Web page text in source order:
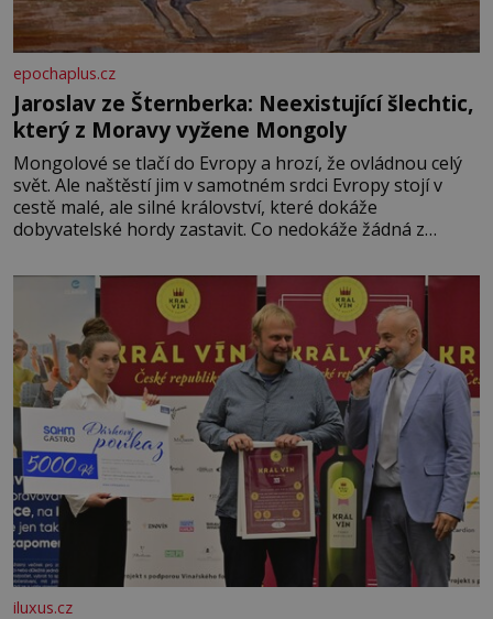
epochaplus.cz
Jaroslav ze Šternberka: Neexistující šlechtic,
který z Moravy vyžene Mongoly
Mongolové se tlačí do Evropy a hrozí, že ovládnou celý
svět. Ale naštěstí jim v samotném srdci Evropy stojí v
cestě malé, ale silné království, které dokáže
dobyvatelské hordy zastavit. Co nedokáže žádná z
král. Nebo že by ne? Mongolové od roku 1223 postupují
podél Kaspického a Azovského moře,
iluxus.cz